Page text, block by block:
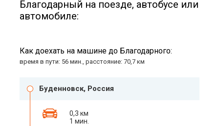
Благодарный на поезде, автобусе или
автомобиле:
Как доехать на машине до Благодарного:
время в пути: 56 мин., расстояние: 70,7 км
Буденновск, Россия
0,3 км
1 мин.